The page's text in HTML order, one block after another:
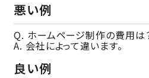
悪い例
Q. ホームページ制作の費用は
A. 会社によって違います。
良い例